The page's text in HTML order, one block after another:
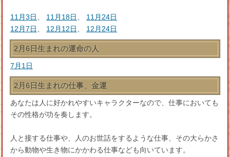
11月3日、 11月18日、 11月24日
12月7日、 12月12日、 12月24日
2月6日生まれの運命の人
7月1日
2月6日生まれの仕事、金運
あなたは人に好かれやすいキャラクターなので、仕事においても
その性格が功を奏します。
人と接する仕事や、人のお世話をするような仕事、その大らかさ
から動物や生き物にかかわる仕事なども向いています。